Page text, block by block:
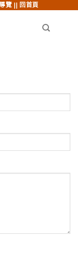
覽 || 回首頁